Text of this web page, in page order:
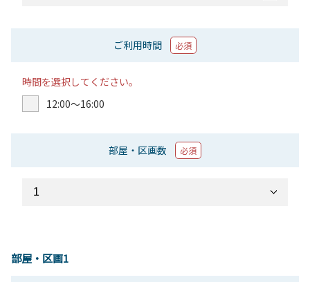
ご利用時間 必須
時間を選択してください。
12:00〜16:00
部屋・区画数 必須
部屋・区画1